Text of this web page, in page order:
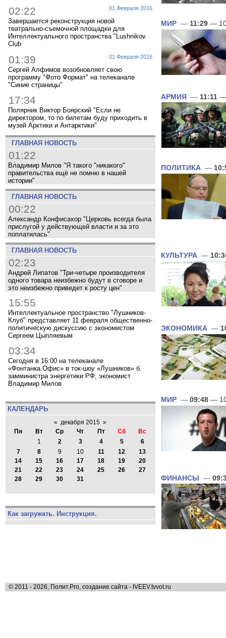
01 Февраля 2016
02:22
Завершается реконструкция новой
театрально-съемочной площадки для
Интеллектуального пространства "Lushnikov
Club
01 Февраля 2016
01:39
Сергей Алфимов возобновляет свою
программу "Фото Формат" на телеканале
"Синие страницы"
17:34
Полярник Виктор Боярский "Если не
директором, то по билетам буду приходить в
музей Арктики и Антарктики"
ГЛАВНАЯ НОВОСТЬ
01:22
Владимир Милов "Я такого "никакого"
правительства ещё не помню в нашей
истории"
ГЛАВНАЯ НОВОСТЬ
00:22
Александр Конфисахор "Церковь всегда была
прислугой у действующей власти и за это
поплатилась"
ГЛАВНАЯ НОВОСТЬ
02:23
Андрей Липатов "Три-четыре производителя
одного товара неизбежно будут в сговоре и
это неизбежно приведет к росту цен"
15:55
Интеллектуальное пространство "Лушников-
Клуб" представляет 11 февраля общественно-
политическую дискуссию с экономистом
Сергеем Цыпляевым
03:34
Сегодня в 16:00 на телеканале
«Фонтанка.Офис» в ток-шоу «Лушников» б.
замминистра энергетики РФ, экономист
Владимир Милов
КАЛЕНДАРЬ
« декабря 2015 »
Пн
Вт Ср Чт Пт Сб
Вс
1
2 3 4 5
6
7
8 9 10 11 12
13
14
15 16 17 18 19
20
21
22 23 24 25 26
27
28
29 30 31
Как загружать. Инструкция.
МИР — 11:29 —
АРМИЯ — 11:11 —
ПОЛИТИКА —
КУЛЬТУРА —
ЭКОНОМИКА —
МИР — 09:48 —
ФИНАНСЫ —
© 2011 - 2026, Полит.Pro, создание сайта - IVEEV.tvvot.ru